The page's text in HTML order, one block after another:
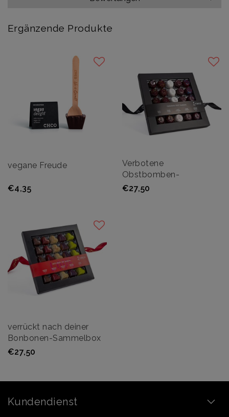
Ergänzende Produkte
vegane Freude
€4,35
Verbotene
Obstbomben-
Sammelbox
€27,50
verrückt nach deiner
Bonbonen-Sammelbox
€27,50
Kundendienst